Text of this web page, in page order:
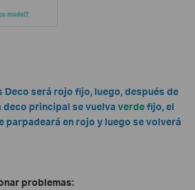
Deco será rojo fijo, luego, después de
deco principal se vuelva verdefijo, el
parpadeará en rojo y luego se volverá
problemas: